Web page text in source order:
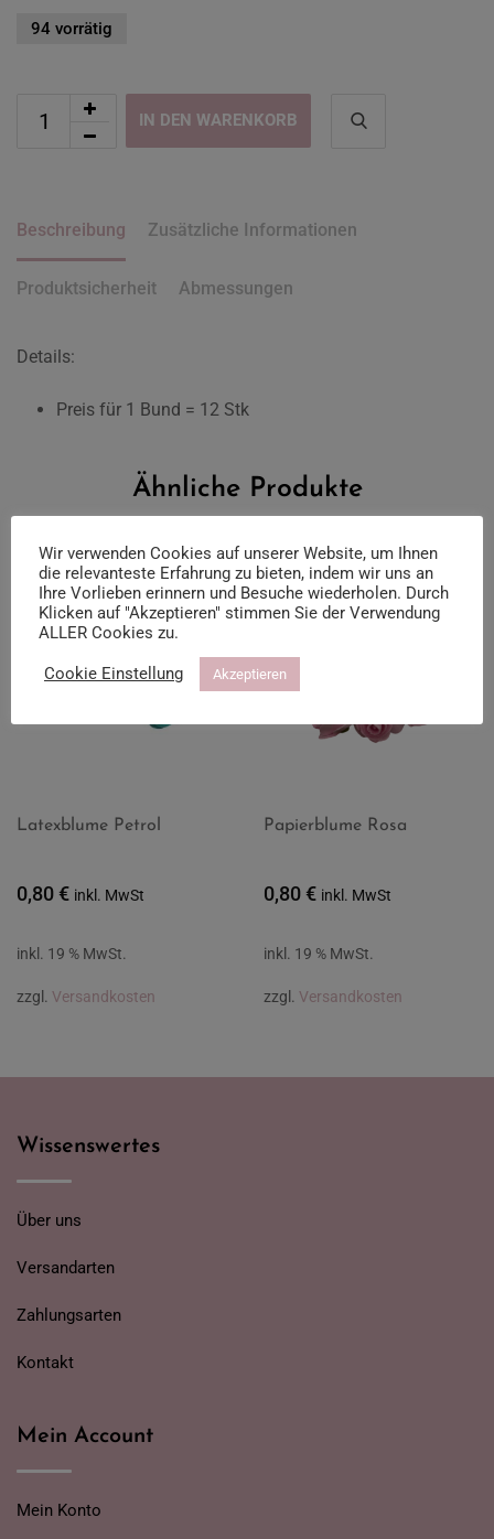
94 vorrätig
IN DEN WARENKORB
Beschreibung Zusätzliche Informationen
Produktsicherheit Abmessungen
Details:
Preis für 1 Bund = 12 Stk
Ähnliche Produkte
Latexblume Petrol
0,80 € inkl. MwSt
inkl. 19 % MwSt.
zzgl. Versandkosten
Papierblume Rosa
0,80 € inkl. MwSt
inkl. 19 % MwSt.
zzgl. Versandkosten
Wissenswertes
Über uns
Versandarten
Zahlungsarten
Kontakt
Mein Account
Mein Konto
Wir verwenden Cookies auf unserer Website, um Ihnen
die relevanteste Erfahrung zu bieten, indem wir uns an
Ihre Vorlieben erinnern und Besuche wiederholen. Durch
Klicken auf "Akzeptieren" stimmen Sie der Verwendung
ALLER Cookies zu.
Cookie Einstellung Akzeptieren